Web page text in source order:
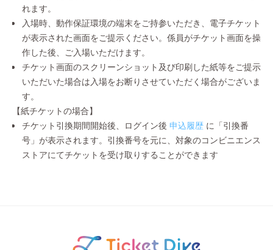
れます。
入場時、動作保証環境の端末をご持参いただき、電子チケット
が表示された画面をご提示ください。係員がチケット画面を操
作した後、ご入場いただけます。
チケット画面のスクリーンショット及び印刷した紙等をご提示
いただいた場合は入場をお断りさせていただく場合がございま
す。
【紙チケットの場合】
チケット引換期間開始後、ログイン後 申込履歴 に「引換番
号」が表示されます。引換番号を元に、対象のコンビニエンス
ストアにてチケットを受け取りすることができます